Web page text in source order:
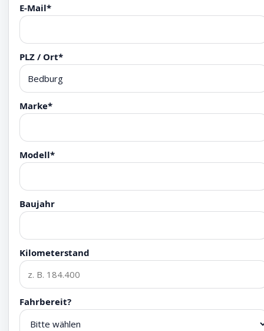
E-Mail*
PLZ / Ort*
Marke*
Modell*
Baujahr
Kilometerstand
Fahrbereit?